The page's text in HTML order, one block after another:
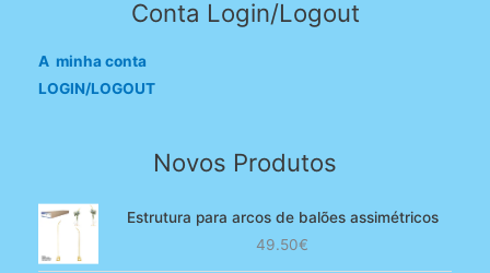
Conta Login/Logout
A minha conta
LOGIN/LOGOUT
Novos Produtos
Estrutura para arcos de balões assimétricos
49.50€